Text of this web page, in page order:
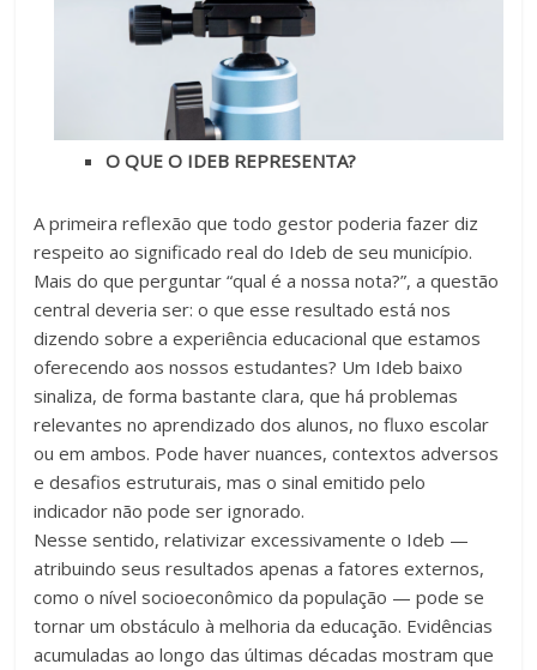
O QUE O IDEB REPRESENTA?
A primeira reflexão que todo gestor poderia fazer diz
respeito ao significado real do Ideb de seu município.
Mais do que perguntar “qual é a nossa nota?”, a questão
central deveria ser: o que esse resultado está nos
dizendo sobre a experiência educacional que estamos
oferecendo aos nossos estudantes? Um Ideb baixo
sinaliza, de forma bastante clara, que há problemas
relevantes no aprendizado dos alunos, no fluxo escolar
ou em ambos. Pode haver nuances, contextos adversos
e desafios estruturais, mas o sinal emitido pelo
indicador não pode ser ignorado.
Nesse sentido, relativizar excessivamente o Ideb —
atribuindo seus resultados apenas a fatores externos,
como o nível socioeconômico da população — pode se
tornar um obstáculo à melhoria da educação. Evidências
acumuladas ao longo das últimas décadas mostram que